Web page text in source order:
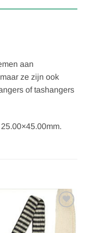
aan
ze zijn ook
of tashangers
Toevoegen
verlanglijst